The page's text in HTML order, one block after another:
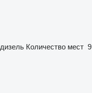
дизель Количество мест 9